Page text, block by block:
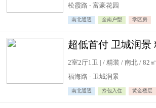
松霞路 - 富豪花园
南北通透 全南户型 学区房
2室2厅1卫 | / 精装 / 南北 / 82㎡
福海路 - 卫城润景
南北通透 拎包入住 黄金楼层